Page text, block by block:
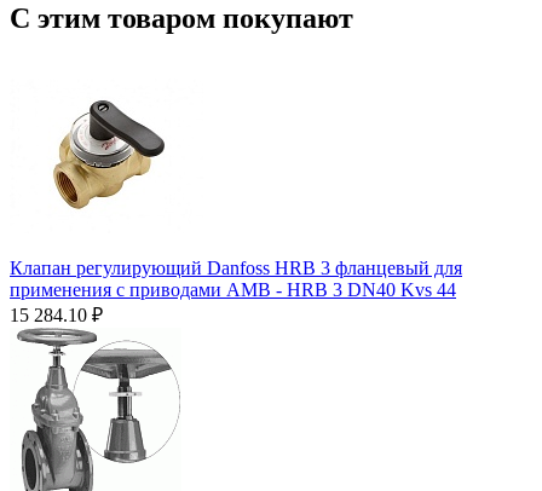
С этим товаром покупают
Клапан регулирующий Danfoss HRB 3 фланцевый для
применения с приводами AMВ - HRB 3 DN40 Kvs 44
15 284.10 ₽